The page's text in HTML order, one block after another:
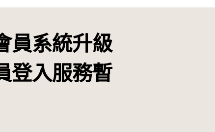
員系統升級
登入服務暫